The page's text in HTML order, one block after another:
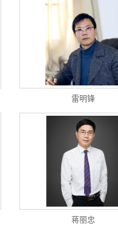
雷明锋
蒋丽忠